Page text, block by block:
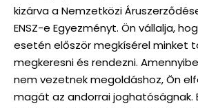
kizárva a Nemzetközi
ENSZ-e Egyezményt. Ön vállalja,
esetén először megkísérel minket
megkeresni és rendezni.
nem vezetnek megoldáshoz, Ön
magát az andorrai joghatóságnak.